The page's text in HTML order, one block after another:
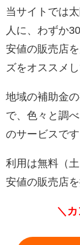
当サイトでは
人に、わずか
安値の販売店
ズをオススメし
地域の補助金
で、色々と調
のサービスです
利用は無料（
安値の販売店
＼